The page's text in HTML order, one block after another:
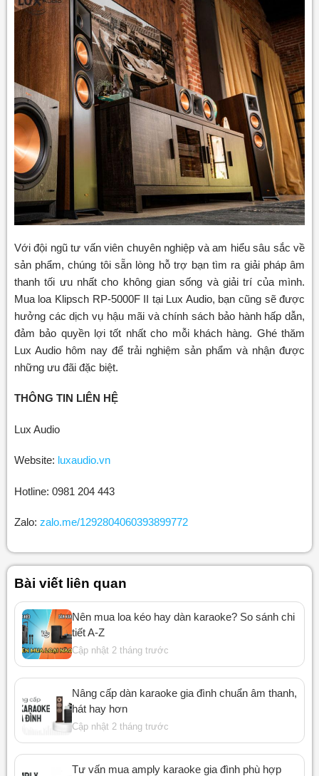
Với đội ngũ tư vấn viên chuyên nghiệp và am hiểu sâu sắc về
sản phẩm, chúng tôi sẵn lòng hỗ trợ bạn tìm ra giải pháp âm
thanh tối ưu nhất cho không gian sống và giải trí của mình.
Mua loa Klipsch RP-5000F II tại Lux Audio, bạn cũng sẽ được
hưởng các dịch vụ hậu mãi và chính sách bảo hành hấp dẫn,
đảm bảo quyền lợi tốt nhất cho mỗi khách hàng. Ghé thăm
Lux Audio hôm nay để trải nghiệm sản phẩm và nhận được
những ưu đãi đặc biệt.
THÔNG TIN LIÊN HỆ
Lux Audio
Website: luxaudio.vn
Hotline: 0981 204 443
Zalo: zalo.me/1292804060393899772
Bài viết liên quan
Nên mua loa kéo hay dàn karaoke? So sánh chi
tiết A-Z
Cập nhật 2 tháng trước
Nâng cấp dàn karaoke gia đình chuẩn âm thanh,
hát hay hơn
Cập nhật 2 tháng trước
Tư vấn mua amply karaoke gia đình phù hợp